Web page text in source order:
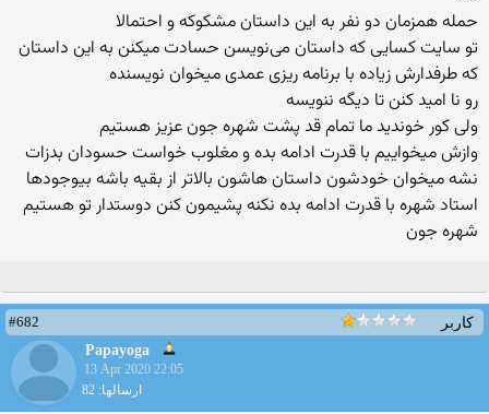
حمله همزمان دو نفر به این داستان مشکوکه و احتمالا
تو سایت کسایی که داستان می‌نويسن حسادت میکنن به این داستان
که طرفدارش زیاده با برنامه ریزی عمدی میخوان نویسنده
رو نا امید کنن تا دیگه ننویسه
ولی کور خوندید ما تمام قد پشت شهره جون عزیز هستیم
وازش میخواییم با قدرت ادامه بده و مغلوب خواست حسودان بدزات
نشه میخوان خودشون داستان هاشون بالاتر از بقیه باشه بیوجودها
استاد شهره با قدرت ادامه بده نکنه پشیمون کنن دوستدار تو هستیم
شهره جون
کاربر
#682
Papayoga
13 Apr 2020 22:05
ارسالها: 82